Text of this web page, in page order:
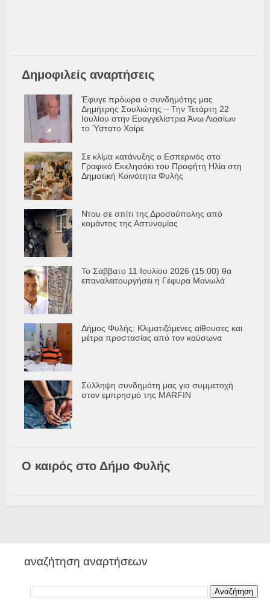
Δημοφιλείς αναρτήσεις
Έφυγε πρόωρα ο συνδημότης μας
Δημήτρης Σουλιώτης – Την Τετάρτη 22
Ιουλίου στην Ευαγγελίστρια Άνω Λιοσίων
το Ύστατο Χαίρε
Σε κλίμα κατάνυξης ο Εσπερινός στο
Γραφικό Εκκλησάκι του Προφήτη Ηλία στη
Δημοτική Κοινότητα Φυλής
Ντου σε σπίτι της Δροσούπολης από
κομάντος της Αστυνομίας
Το Σάββατο 11 Ιουλίου 2026 (15:00) θα
επαναλειτουργήσει η Γέφυρα Μανωλά
Δήμος Φυλής: Κλιματιζόμενες αίθουσες και
μέτρα προστασίας από τον καύσωνα
Σύλληψη συνδημότη μας για συμμετοχή
στον εμπρησμό της MARFIN
Ο καιρός στο Δήμο Φυλής
αναζήτηση αναρτήσεων